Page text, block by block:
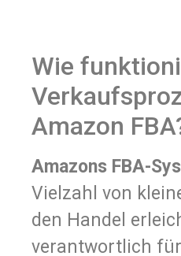
Wie
Amazon
Amazons FBA-
Vielzahl von
den Handel
verantwortlich